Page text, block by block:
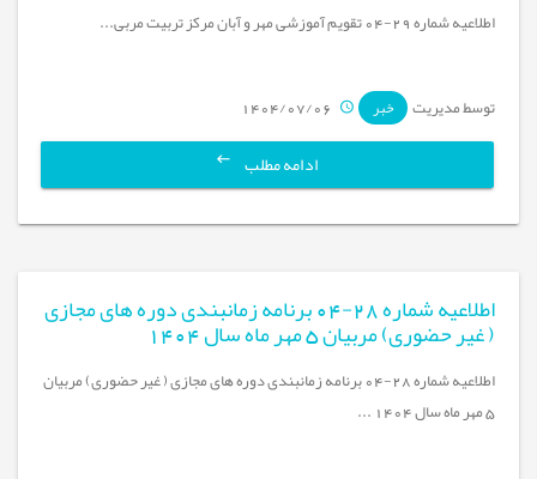
اطلاعیه شماره 29-04 تقویم آموزشی مهر و آبان مرکز تربیت مربی...
توسط مدیریت خبر 1404/07/06
ادامه مطلب
اطلاعیه شماره 28-04 برنامه زمانبندی دوره های مجازی
( غیر حضوری) مربیان 5 مهر ماه سال 1404
اطلاعیه شماره 28-04 برنامه زمانبندی دوره های مجازی ( غیر حضوری) مربیان
5 مهر ماه سال 1404 ...